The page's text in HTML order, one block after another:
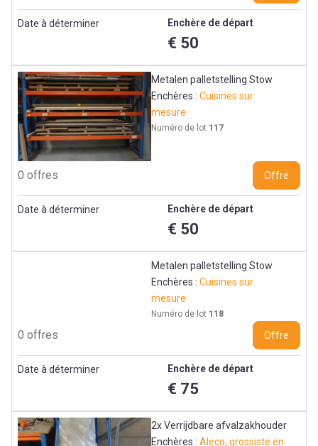
Date à déterminer Enchère de départ
€ 50
Metalen palletstelling Stow
Enchères :Cuisines sur
mesure
Numéro de lot 117
0 offres Offre
Date à déterminer Enchère de départ
€ 50
Metalen palletstelling Stow
Enchères :Cuisines sur
mesure
Numéro de lot 118
0 offres Offre
Date à déterminer Enchère de départ
€ 75
2x Verrijdbare afvalzakhouder
Enchères :Aleco, grossiste en